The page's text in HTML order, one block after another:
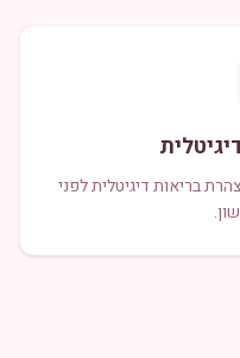
בריאות דיגיטלית לפני